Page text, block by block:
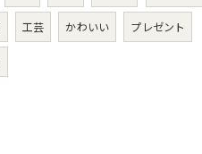
工芸 かわいい プレゼント